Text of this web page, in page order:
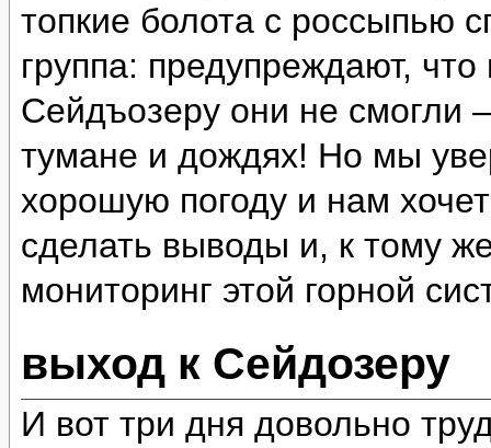
топкие болота с россыпью
группа: предупреждают,
Сейдъозеру они не смогли
тумане и дождях! Но мы
хорошую погоду и нам
сделать выводы и, к тому
мониторинг этой горной
выход к Сейдозеру
И вот три дня довольно